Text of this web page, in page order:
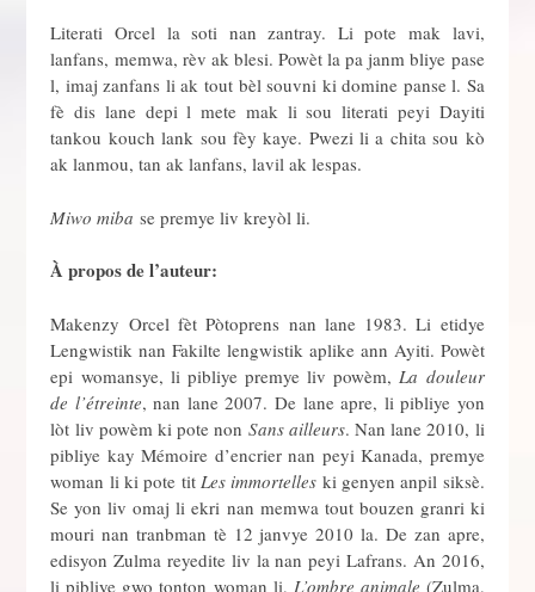
Literati Orcel la soti nan zantray. Li pote mak lavi,
lanfans, memwa, rèv ak blesi. Powèt la pa janm bliye pase
l, imaj zanfans li ak tout bèl souvni ki domine panse l. Sa
fè dis lane depi l mete mak li sou literati peyi Dayiti
tankou kouch lank sou fèy kaye. Pwezi li a chita sou kò
ak lanmou, tan ak lanfans, lavil ak lespas.
Miwo miba se premye liv kreyòl li.
À propos de l’auteur:
Makenzy Orcel fèt Pòtoprens nan lane 1983. Li etidye
Lengwistik nan Fakilte lengwistik aplike ann Ayiti. Powèt
epi womansye, li pibliye premye liv powèm, La douleur
de l’étreinte, nan lane 2007. De lane apre, li pibliye yon
lòt liv powèm ki pote non Sans ailleurs. Nan lane 2010, li
pibliye kay Mémoire d’encrier nan peyi Kanada, premye
woman li ki pote tit Les immortelles ki genyen anpil siksè.
Se yon liv omaj li ekri nan memwa tout bouzen granri ki
mouri nan tranbman tè 12 janvye 2010 la. De zan apre,
edisyon Zulma reyedite liv la nan peyi Lafrans. An 2016,
li pibliye gwo tonton woman li, L’ombre animale (Zulma,